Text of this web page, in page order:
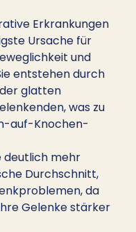
Erkrankungen
Ursache für
und
entstehen durch
glatten
was zu
auf-Knochen-
deutlich mehr
Durchschnitt,
da
Gelenke stärker